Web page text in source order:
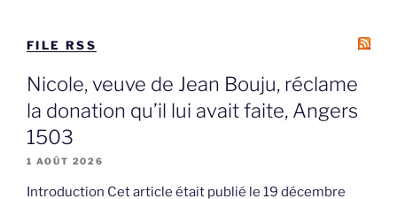
FILE RSS
Nicole, veuve de Jean Bouju, réclame
la donation qu’il lui avait faite, Angers
1503
1 AOÛT 2026
Introduction Cet article était publié le 19 décembre